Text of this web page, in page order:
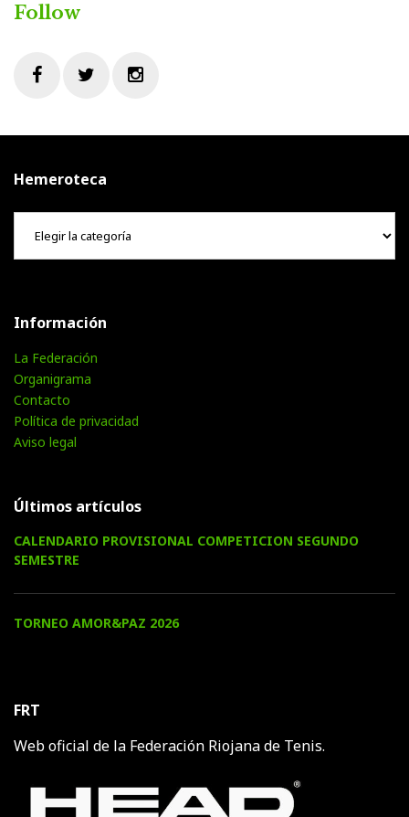
Follow
Hemeroteca
Hemeroteca
Información
La Federación
Organigrama
Contacto
Política de privacidad
Aviso legal
Últimos artículos
CALENDARIO PROVISIONAL COMPETICION SEGUNDO
SEMESTRE
TORNEO AMOR&PAZ 2026
FRT
Web oficial de la Federación Riojana de Tenis.